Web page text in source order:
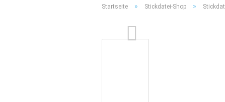
Startseite » Stickdatei-Shop »